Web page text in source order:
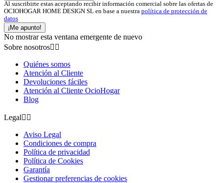
Al suscribirte estas aceptando recibir información comercial sobre las ofertas de
OCIOHOGAR HOME DESIGN SL en base a nuestra política de protección de
datos
¡Me apunto!
No mostrar esta ventana emergente de nuevo
Sobre nosotros 
Quiénes somos
Atención al Cliente
Devoluciones fáciles
Atención al Cliente OcioHogar
Blog
Legal 
Aviso Legal
Condiciones de compra
Política de privacidad
Política de Cookies
Garantía
Gestionar preferencias de cookies